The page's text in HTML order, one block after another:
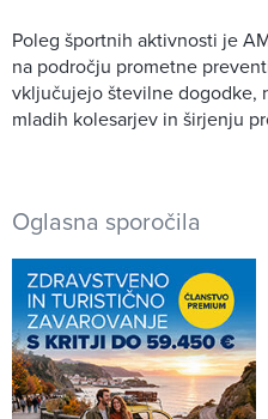
Poleg športnih aktivnosti je
na področju prometne
vključujejo številne dogodke,
mladih kolesarjev in širjenju
Oglasna sporočila